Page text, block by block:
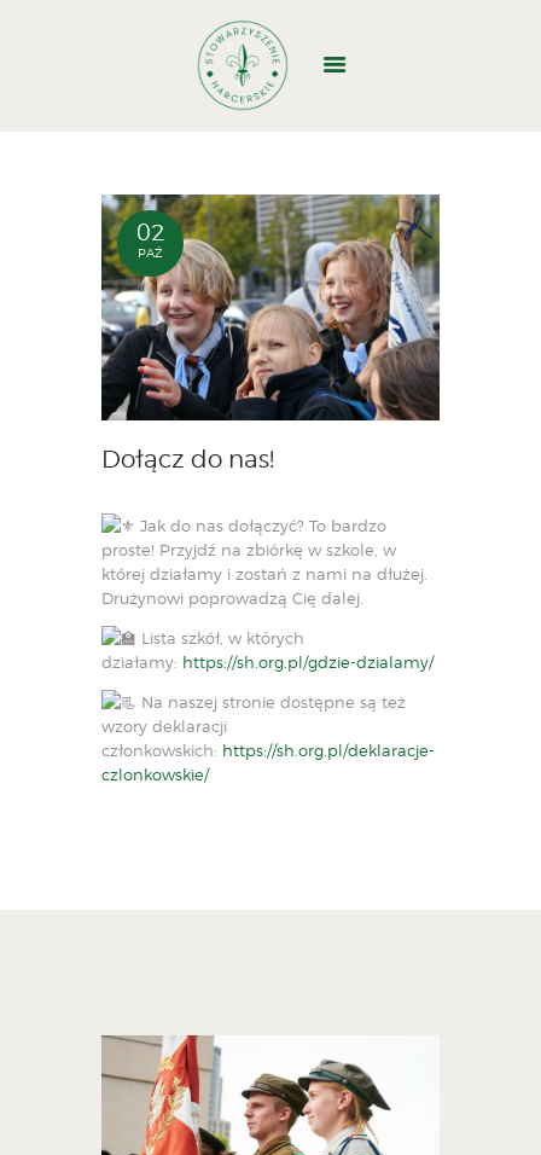
O NAS
DOŁĄCZ
WYJAZDY
WŁADZE
STRUKTURA
DOKUMENTY
BAZA BIWAKOWA
1,5%
02
PAŹ
Dołącz do nas!
Jak do nas dołączyć? To bardzo
proste! Przyjdź na zbiórkę w szkole, w
której działamy i zostań z nami na dłużej.
Drużynowi poprowadzą Cię dalej.
Lista szkół, w których
działamy: https://sh.org.pl/gdzie-dzialamy/
Na naszej stronie dostępne są też
wzory deklaracji
członkowskich: https://sh.org.pl/deklaracje-
czlonkowskie/